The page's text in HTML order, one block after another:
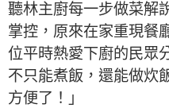
聽林主廚每一步做菜解
掌控，原來在家重現餐
位平時熱愛下廚的民眾
不只能煮飯，還能做炊
方便了！」